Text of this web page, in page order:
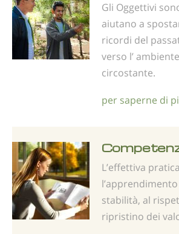
Gli Oggettivi
aiutano a
ricordi del
verso l’
circostante.
per saperne di
L’effettiva
stabilità, al
ripristino dei